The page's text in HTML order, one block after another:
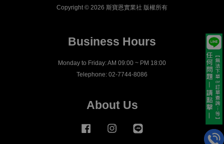
Copyright © 2026 斯寶恩實業社 版權所有
Business Hours
Monday to Friday: AM 09:00 ~ PM 18:00
Telephone: 02-7744-8086
About Us
Facebook Instagram